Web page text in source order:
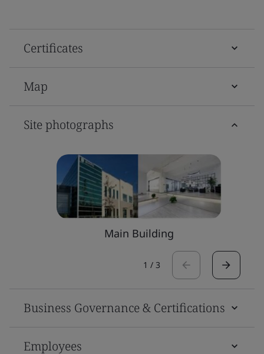
Certificates
Map
Site photographs
Main Building
1 / 3
Business Governance & Certifications
Employees